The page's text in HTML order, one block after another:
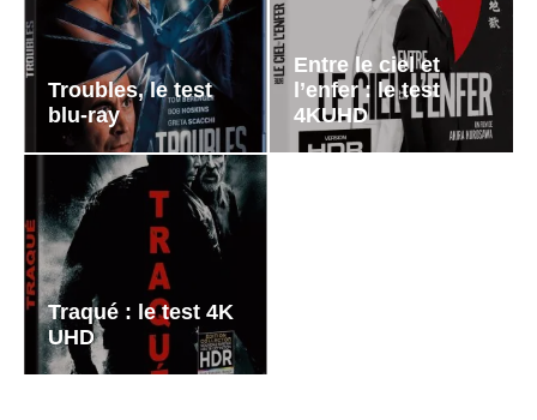
Troubles, le test
blu-ray
Entre le ciel et
l’enfer : le test
4KUHD
Traqué : le test 4K
UHD